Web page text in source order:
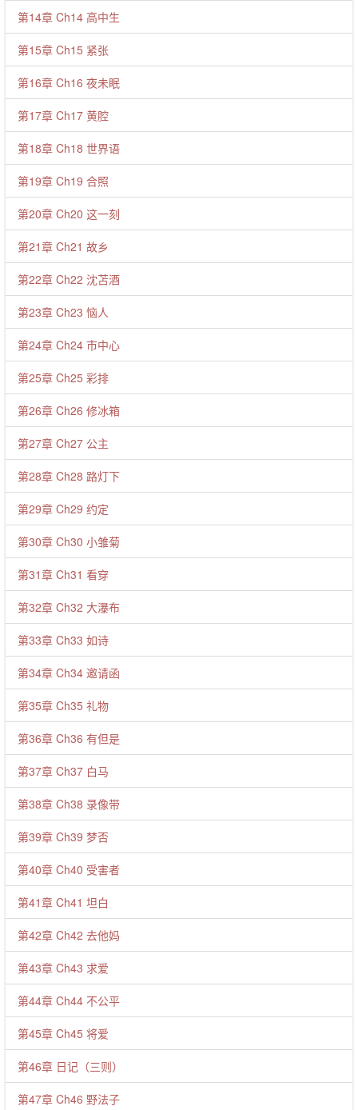
第14章 Ch14 高中生
第15章 Ch15 紧张
第16章 Ch16 夜未眠
第17章 Ch17 黄腔
第18章 Ch18 世界语
第19章 Ch19 合照
第20章 Ch20 这一刻
第21章 Ch21 故乡
第22章 Ch22 沈苫酒
第23章 Ch23 恼人
第24章 Ch24 市中心
第25章 Ch25 彩排
第26章 Ch26 修冰箱
第27章 Ch27 公主
第28章 Ch28 路灯下
第29章 Ch29 约定
第30章 Ch30 小雏菊
第31章 Ch31 看穿
第32章 Ch32 大瀑布
第33章 Ch33 如诗
第34章 Ch34 邀请函
第35章 Ch35 礼物
第36章 Ch36 有但是
第37章 Ch37 白马
第38章 Ch38 录像带
第39章 Ch39 梦否
第40章 Ch40 受害者
第41章 Ch41 坦白
第42章 Ch42 去他妈
第43章 Ch43 求爱
第44章 Ch44 不公平
第45章 Ch45 将爱
第46章 日记（三则）
第47章 Ch46 野法子